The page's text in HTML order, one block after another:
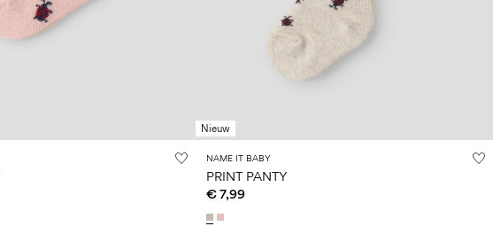
Nieuw
NAME IT BABY
PRINT PANTY
€ 7,99